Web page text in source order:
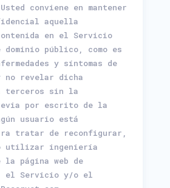
conviene en mantener
aquella
en el Servicio
dominio público, como es
y síntomas de
no revelar dicha
terceros sin la
por escrito de la
usuario está
tratar de reconfigurar,
o utilizar ingeniería
la página web de
el Servicio y/o el